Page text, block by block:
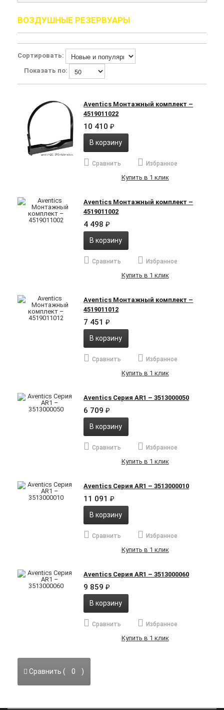
ВОЗДУШНЫЕ РЕЗЕРВУАРЫ
Сортировать:
Показать по:
Aventics Монтажный комплект –
4519011022
10 410₽
В корзину
Сравнить Избранное
Купить в 1 клик
Aventics Монтажный комплект –
4519011002
4 498₽
В корзину
Сравнить Избранное
Купить в 1 клик
Aventics Монтажный комплект –
4519011012
7 451₽
В корзину
Сравнить Избранное
Купить в 1 клик
Aventics Серия AR1 – 3513000050
6 709₽
В корзину
Сравнить Избранное
Купить в 1 клик
Aventics Серия AR1 – 3513000010
11 091₽
В корзину
Сравнить Избранное
Купить в 1 клик
Aventics Серия AR1 – 3513000060
9 859₽
В корзину
Сравнить Избранное
Купить в 1 клик
Сравнить ( 0 )